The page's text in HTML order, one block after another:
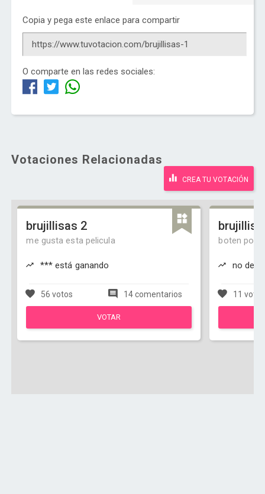
Copia y pega este enlace para compartir
O comparte en las redes sociales:
Votaciones Relacionadas
CREA TU VOTACIÓN
brujillisas 2
me gusta esta pelicula
*** está ganando
56 votos 14 comentarios
VOTAR
boten
no
11 votos